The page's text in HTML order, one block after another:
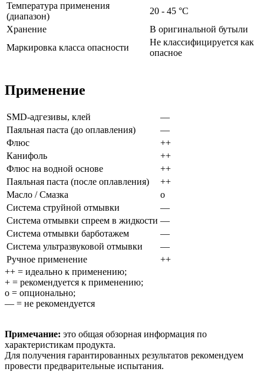
Температура применения
(диапазон)
20 - 45 °C
Хранение
В оригинальной бутыли
Маркировка класса опасности
Не классифицируется как
опасное
Применение
SMD-адгезивы, клей
—
Паяльная паста (до оплавления)
—
Флюс
++
Канифоль
++
Флюс на водной основе
++
Паяльная паста (после оплавления)
++
Масло / Смазка
ᴏ
Система струйной отмывки
—
Система отмывки спреем в жидкости —
Система отмывки барботажем
—
Система ультразвуковой отмывки
—
Ручное применение
++
++ = идеально к применению;
+ = рекомендуется к применению;
ᴏ = опционально;
— = не рекомендуется
Примечание: это общая обзорная информация по
характеристикам продукта.
Для получения гарантированных результатов рекомендуем
провести предварительные испытания.